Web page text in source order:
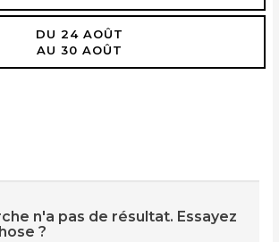
DU 24 AOÛT
AU 30 AOÛT
n'a pas de résultat. Essayez
?